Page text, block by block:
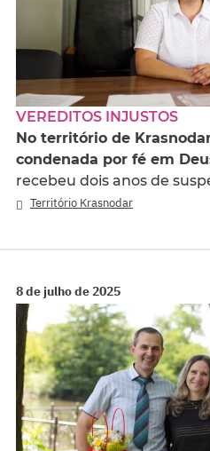
VEREDITOS INJUSTOS
No território de
condenada por fé em
recebeu dois anos de
Território Krasnodar
8 de julho de 2025